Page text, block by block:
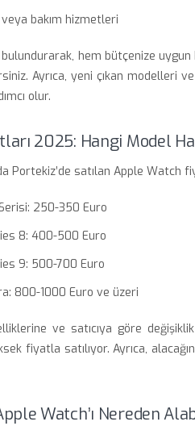
bakım hizmetleri
hem bütçenize
Ayrıca, yeni çıkan modelleri
olur.
2025: Hangi Model
Portekiz’de satılan Apple Watch
250-350 Euro
8: 400-500 Euro
9: 500-700 Euro
800-1000 Euro ve üzeri
ve satıcıya göre
fiyatla satılıyor. Ayrıca,
Watch’ı Nereden